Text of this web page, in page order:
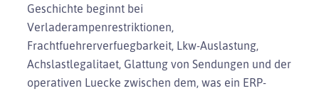
Geschichte beginnt bei
Verladerampenrestriktionen,
Frachtfuehrerverfuegbarkeit, Lkw-Auslastung,
Achslastlegalitaet, Glattung von Sendungen und der
operativen Luecke zwischen dem, was ein ERP-